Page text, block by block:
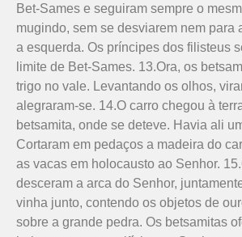
Bet-Sames e seguiram sempre o
mugindo, sem se desviarem nem para
a esquerda. Os príncipes dos filisteus
limite de Bet-Sames. 13.Ora, os
trigo no vale. Levantando os olhos,
alegraram-se. 14.O carro chegou à
betsamita, onde se deteve. Havia ali
Cortaram em pedaços a madeira do
as vacas em holocausto ao Senhor.
desceram a arca do Senhor,
vinha junto, contendo os objetos de
sobre a grande pedra. Os betsamitas